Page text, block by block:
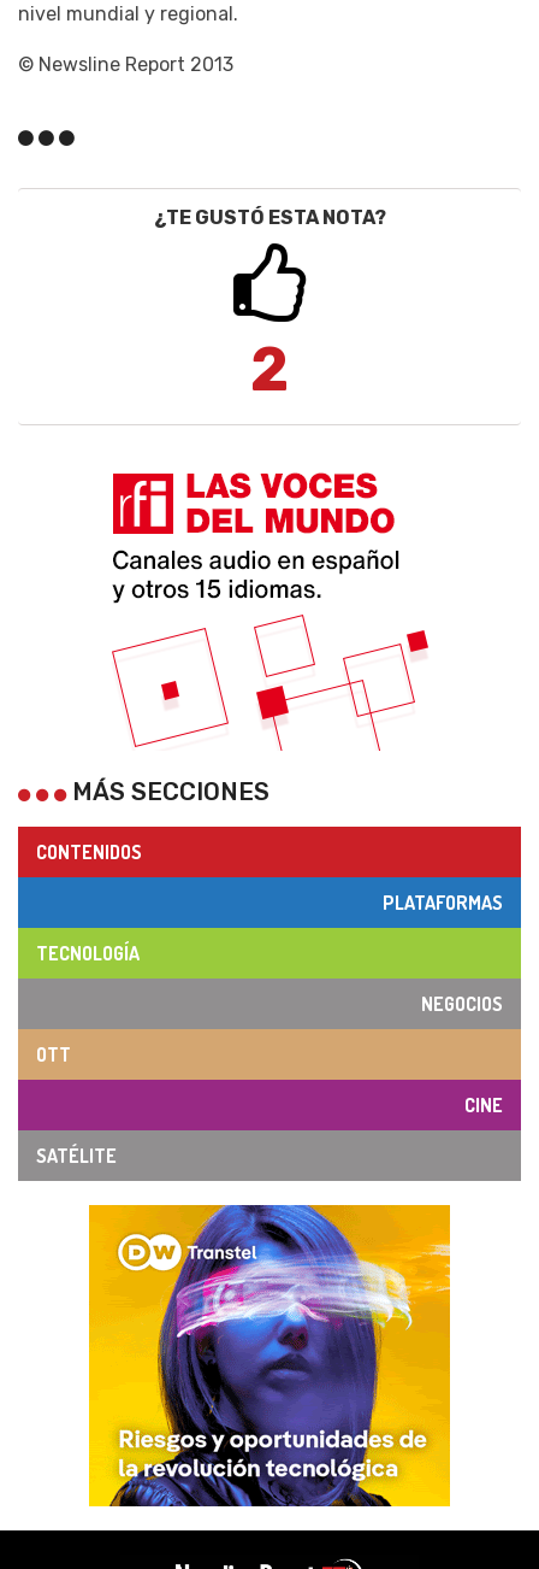
nivel mundial y regional.
© Newsline Report 2013
¿TE GUSTÓ ESTA NOTA?
2
MÁS SECCIONES
CONTENIDOS
PLATAFORMAS
TECNOLOGÍA
NEGOCIOS
OTT
CINE
SATÉLITE